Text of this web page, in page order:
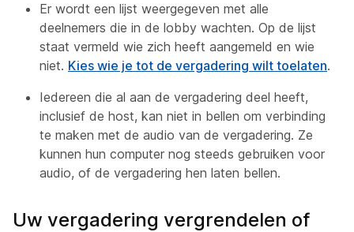
Er wordt een lijst weergegeven met alle
deelnemers die in de lobby wachten. Op de lijst
staat vermeld wie zich heeft aangemeld en wie
niet. Kies wie je tot de vergadering wilt toelaten.
Iedereen die al aan de vergadering deel heeft,
inclusief de host, kan niet in bellen om verbinding
te maken met de audio van de vergadering. Ze
kunnen hun computer nog steeds gebruiken voor
audio, of de vergadering hen laten bellen.
Uw vergadering vergrendelen of